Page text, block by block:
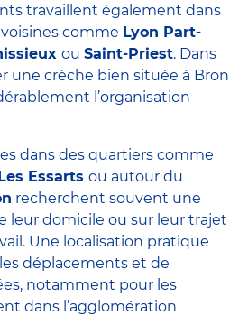
travaillent également dans
voisines comme Lyon Part-
ou Saint-Priest. Dans
une crèche bien située à Bron
l’organisation
dans des quartiers comme
Essarts ou autour du
recherchent souvent une
leur domicile ou sur leur trajet
Une localisation pratique
déplacements et de
notamment pour les
dans l’agglomération